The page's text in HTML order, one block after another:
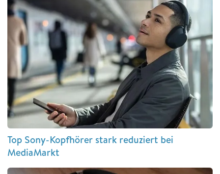
Top Sony-Kopfhörer stark reduziert bei
MediaMarkt